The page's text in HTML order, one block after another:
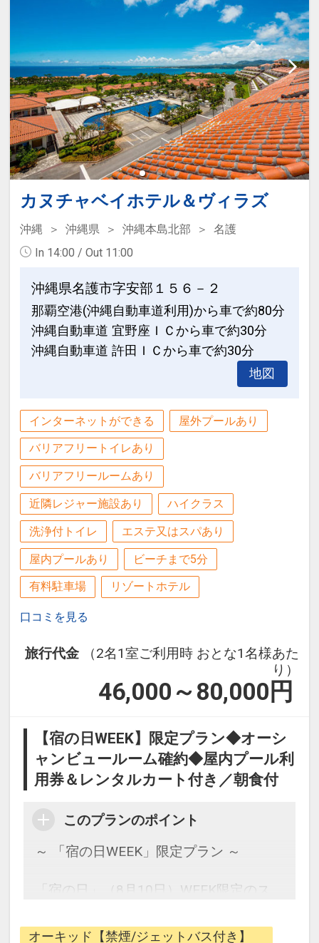
●３連泊以上で、お部屋でご利用いただ
ける洗濯ジェルボール付（１部屋につき
２個／１回のみ）
●「素泊まりのお客様」は、３連泊以上
で滞在中朝食を１回無料サービス！
※旅行代金に含まれます。
ここがポイント！
●全室Wi-Fi・洗濯機・テレビ・冷蔵庫・
ポット完備で長期滞在に対応♪
●名護市役所・市営運動公園に程近く、
名護市街地に立地♪
●客室フロアへ乾燥室を設置♪（ガス式乾
燥機を設置致します）
●インターネット用ＰＣ・図書コーナー
大浴場のご案内
最上階の海側に面した、大浴場を併設。
宿泊者専用となります。（代金不要）
【営業時間】
ＡＭ６：００～９：００
ＰＭ１６：００～２２：００
※バスタオル・浴衣は客室に備え付けの
物をご利用ください。
設定期間：2026年6月1日～2026年10月
31日
インターネットコース番号：DP-1-
●「素泊まりのお客様」は、３連泊以上
で滞在中朝食を１回無料サービス！
※旅行代金に含まれます。
ここがポイント！
●全室Wi-Fi・洗濯機・テレビ・冷蔵庫・
ポット完備で長期滞在に対応♪
●名護市役所・市営運動公園に程近く、
名護市街地に立地♪
●客室フロアへ乾燥室を設置♪（ガス式乾
燥機を設置致します）
●インターネット用ＰＣ・図書コーナー
あり♪
大浴場のご案内
最上階の海側に面した、大浴場を併設。
宿泊者専用となります。（代金不要）
【営業時間】
ＡＭ６：００～９：００
ＰＭ１６：００～２２：００
※バスタオル・浴衣は客室に備え付けの
物をご利用ください。
設定期間：2026年4月1日～2027年3月
31日
インターネットコース番号：DP-1-
17445498
カヌチャベイホテル＆ヴィラズ
沖縄 沖縄県 沖縄本島北部
名護
In 14:00 / Out 11:00
沖縄県名護市字安部１５６－２
那覇空港(沖縄自動車道利用)から車で約80分
沖縄自動車道 宜野座ＩＣから車で約30分
沖縄自動車道 許田ＩＣから車で約30分
地図
インターネットができる 屋外プールあり
バリアフリートイレあり
バリアフリールームあり
近隣レジャー施設あり ハイクラス
洗浄付トイレ エステ又はスパあり
屋内プールあり ビーチまで5分
有料駐車場 リゾートホテル
口コミを見る
旅行代金
（2名1室ご利用時 おとな1名様あた
り）
46,000～80,000 円
【宿の日WEEK】限定プラン◆オーシ
ャンビュールーム確約◆屋内プール利
用券＆レンタルカート付き／朝食付
このプランのポイント
～ 「宿の日WEEK」限定プラン ～
「宿の日」（8月10日）WEEK限定のス
客室は波音を間近に感じる、オーシャン
オーキッド【禁煙/ジェットバス付き】